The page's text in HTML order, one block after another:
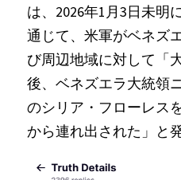
ログイン / 登録
検索
は、2026年1月3日未明
通じて、米軍がベネズ
び周辺地域に対して「
後、ベネズエラ大統領
のシリア・フローレス
から連れ出された」と発